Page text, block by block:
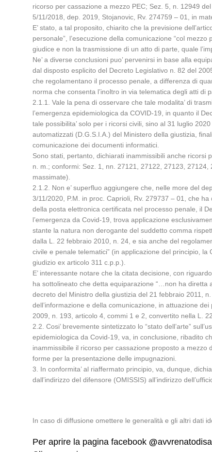
ricorso per cassazione a mezzo PEC; Sez. 5, n. 12949
5/11/2018, dep. 2019, Stojanovic, Rv. 274759 – 01, in
E’ stato, a tal proposito, chiarito che la previsione
personale”, l’esecuzione della comunicazione “col
giudice e non la trasmissione di un atto di parte, quale
Ne’ a diverse conclusioni puo’ pervenirsi in base alla
dal disposto esplicito del Decreto Legislativo n. 82 del
che regolamentano il processo penale, a differenza di
norma che consenta l’inoltro in via telematica degli atti di
2.1.1. Vale la pena di osservare che tale modalita’ di
l’emergenza epidemiologica da COVID-19, in quanto il
tale possibilita’ solo per i ricorsi civili, sino al 31 luglio
automatizzati (D.G.S.I.A.) del Ministero della giustizia,
comunicazione dei documenti informatici.
Sono stati, pertanto, dichiarati inammissibili anche ricorsi
n. m.; conformi: Sez. 1, nn. 27121, 27122, 27123,
massimate).
2.1.2. Non e’ superfluo aggiungere che, nelle more del
3/11/2020, P.M. in proc. Caprioli, Rv. 279737 – 01, che
della posta elettronica certificata nel processo penale, il
l’emergenza da Covid-19, trova applicazione
stante la natura non derogante del suddetto comma
dalla L. 22 febbraio 2010, n. 24, e sia anche del
civile e penale telematici” (in applicazione del principio,
giudizio ex articolo 311 c.p.p.).
E’ interessante notare che la citata decisione, con
ha sottolineato che detta equiparazione “…non ha diretta
decreto del Ministro della giustizia del 21 febbraio 2011,
dell’informazione e della comunicazione, in attuazione
2009, n. 193, articolo 4, commi 1 e 2, convertito nella L.
2.2. Cosi’ brevemente sintetizzato lo “stato dell’arte”
epidemiologica da Covid-19, va, in conclusione, ribadito
inammissibile il ricorso per cassazione proposto a mezzo
forme per la presentazione delle impugnazioni.
3. In conformita’ al riaffermato principio, va, dunque,
dall’indirizzo del difensore (OMISSIS) all’indirizzo
In caso di diffusione omettere le generalità e gli altri dati
Per aprire la pagina facebook @avvrenatodisa